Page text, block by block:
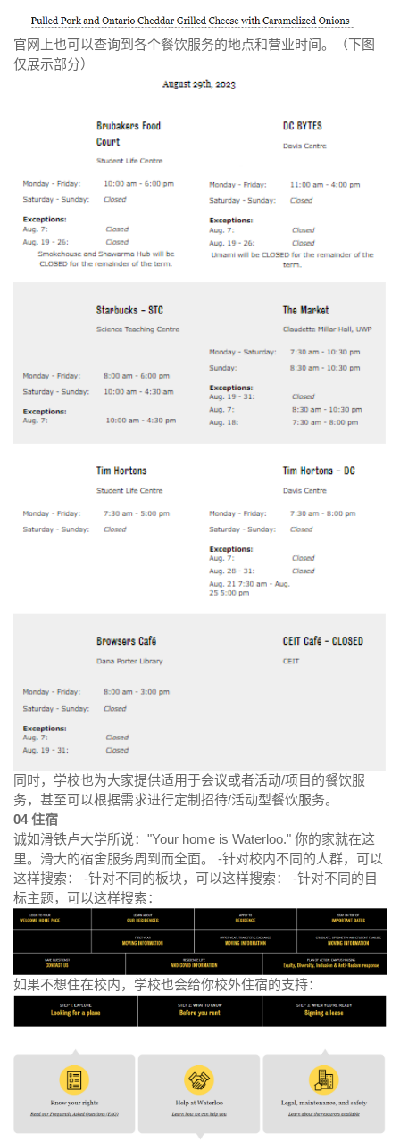
官网上也可以查询到各个餐饮服务的地点和营业时间。（下图
仅展示部分）
同时，学校也为大家提供适用于会议或者活动/项目的餐饮服
务，甚至可以根据需求进行定制招待/活动型餐饮服务。
04住宿
诚如滑铁卢大学所说："Your home is Waterloo." 你的家就在这
里。滑大的宿舍服务周到而全面。 -针对校内不同的人群，可以
这样搜索： -针对不同的板块，可以这样搜索： -针对不同的目
标主题，可以这样搜索：
如果不想住在校内，学校也会给你校外住宿的支持：